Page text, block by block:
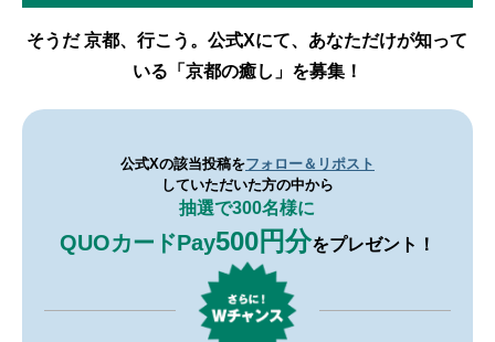
そうだ 京都、行こう。公式Xにて、あなただけが知って
いる「京都の癒し」を募集！
公式Xの該当投稿をフォロー＆リポスト
していただいた方の中から
抽選で300名様に
QUOカードPay500円分をプレゼント！